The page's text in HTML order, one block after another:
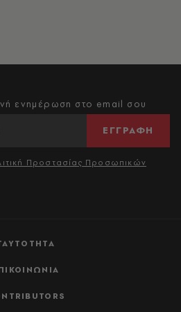
ενημέρωση στο email σου
ΕΓΓΡΑΦΗ
Προστασίας Προσωπικών